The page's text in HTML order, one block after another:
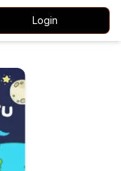
Login